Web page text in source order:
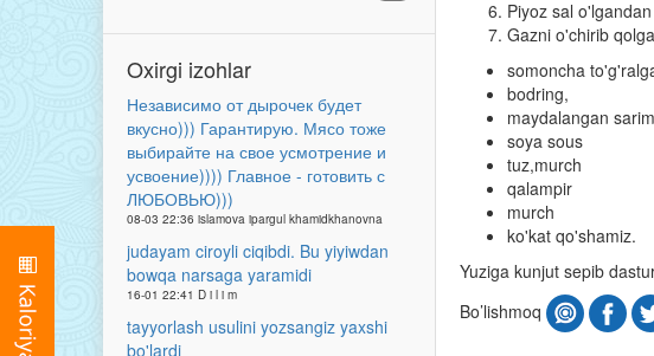
Oxirgi izohlar
Независимо от дырочек будет
вкусно))) Гарантирую. Мясо тоже
выбирайте на свое усмотрение и
усвоение)))) Главное - готовить с
ЛЮБОВЬЮ)))
08-03 22:36 islamova ipargul khamidkhanovna
judayam ciroyli ciqibdi. Bu yiyiwdan
bowqa narsaga yaramidi
16-01 22:41 D i l i m
tayyorlash usulini yozsangiz yaxshi
bo'lardi
Piyoz sal
Gazni o'chirib
somoncha
bodring,
maydalangan
soya sous
tuz,murch
qalampir
murch
ko'kat qo'shamiz.
Yuziga kunjut sepib
Bo’lishmoq